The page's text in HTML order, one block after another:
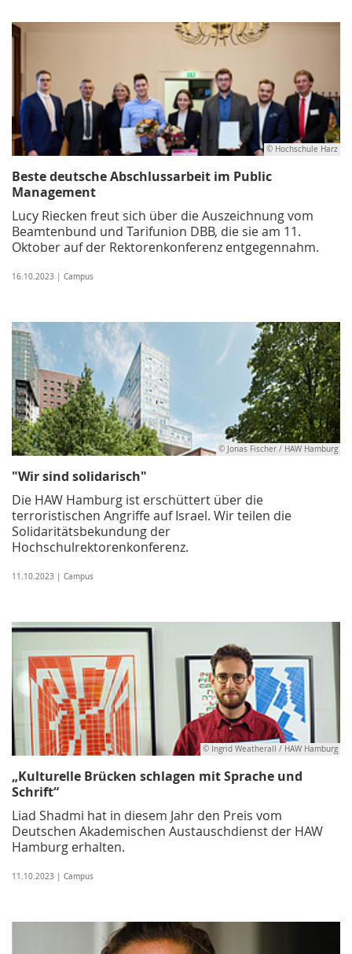
© Hochschule Harz
Beste deutsche Abschlussarbeit im Public
Management
Lucy Riecken freut sich über die Auszeichnung vom
Beamtenbund und Tarifunion DBB, die sie am 11.
Oktober auf der Rektorenkonferenz entgegennahm.
16.10.2023 | Campus
© Jonas Fischer / HAW Hamburg
"Wir sind solidarisch"
Die HAW Hamburg ist erschüttert über die
terroristischen Angriffe auf Israel. Wir teilen die
Solidaritätsbekundung der
Hochschulrektorenkonferenz.
11.10.2023 | Campus
© Ingrid Weatherall / HAW Hamburg
„Kulturelle Brücken schlagen mit Sprache und
Schrift“
Liad Shadmi hat in diesem Jahr den Preis vom
Deutschen Akademischen Austauschdienst der HAW
Hamburg erhalten.
11.10.2023 | Campus